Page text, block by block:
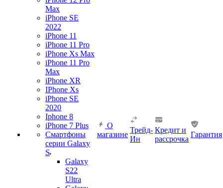
Max
iPhone SE
2022
iPhone 11
iPhone 11 Pro
iPhone Xs Max
iPhone 11 Pro
Max
iPhone XR
IPhone Xs
iPhone SE
2020
Iphone 8
iPhone 7 Plus
Смартфоны
серии Galaxy
S
Galaxy
S22
Ultra
О
магазине
Трейд-
Ин
Кредит и
рассрочка
Гарантия